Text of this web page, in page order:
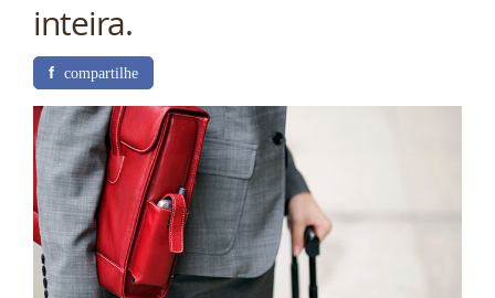
inteira.
f compartilhe